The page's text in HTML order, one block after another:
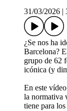
31/03/2026
¿Se nos ha
Barcelona?
grupo de 62
icónica (y
En este
la normativa
tiene para